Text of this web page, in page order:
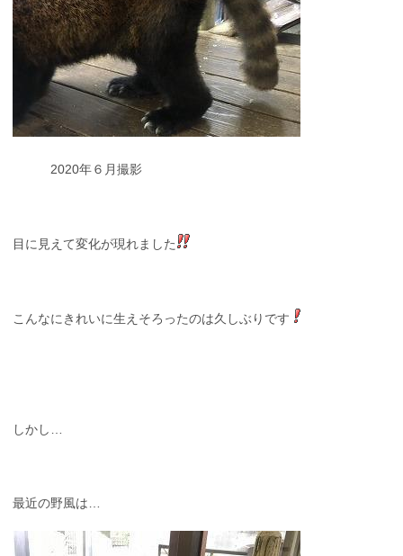
2020年６月撮影
目に見えて変化が現れました
こんなにきれいに生えそろったのは久しぶりです
しかし…
最近の野風は…